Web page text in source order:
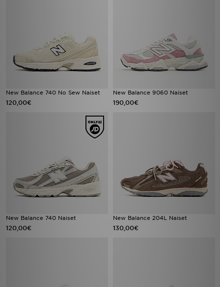
New Balance 740 No Sew Naiset
120,00€
New Balance 9060 Naiset
190,00€
New Balance 740 Naiset
120,00€
New Balance 204L Naiset
130,00€